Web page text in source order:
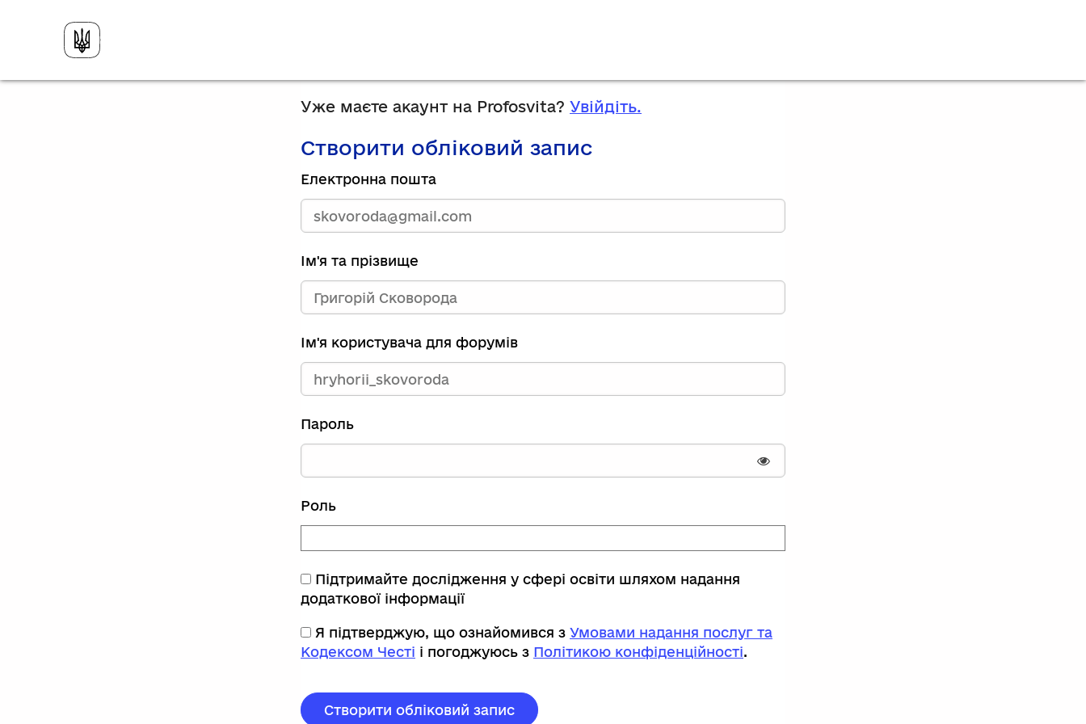
Уже маєте акаунт на Profosvita? Увійдіть.
Створити обліковий запис
Електронна пошта
Ім'я та прізвище
Ім'я користувача для форумів
Пароль
Показати пароль
Роль
Підтримайте дослідження у сфері освіти шляхом надання
додаткової інформації
Я підтверджую, що ознайомився з Умовами надання послуг та
Кодексом Честі і погоджуюсь з Політикою конфіденційності.
Створити обліковий запис